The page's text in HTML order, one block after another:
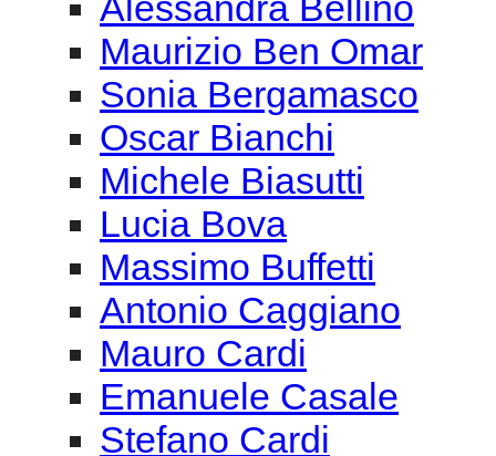
Maurizio Ben Omar
Sonia Bergamasco
Oscar Bianchi
Michele Biasutti
Lucia Bova
Massimo Buffetti
Antonio Caggiano
Mauro Cardi
Emanuele Casale
Stefano Cardi